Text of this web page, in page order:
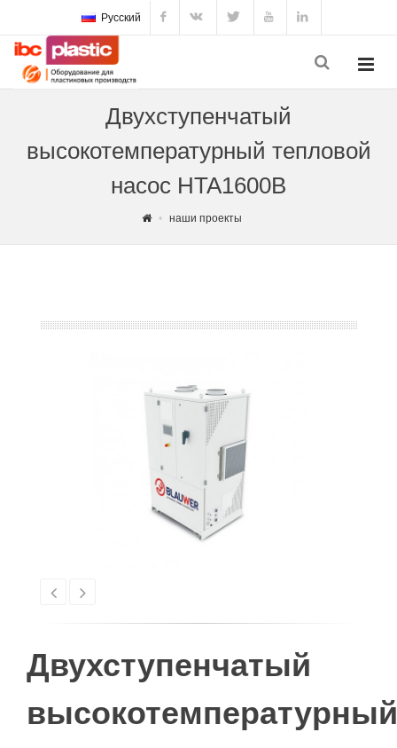
Русский
Двухступенчатый
высокотемпературный тепловой
насос HTA1600B
наши проекты
Двухступенчатый
высокотемпературный